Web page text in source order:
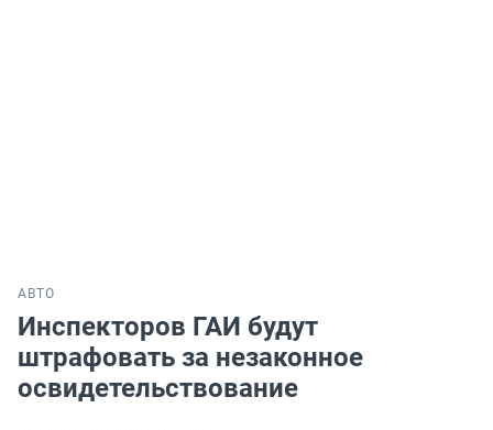
АВТО
Инспекторов ГАИ будут
штрафовать за незаконное
освидетельствование